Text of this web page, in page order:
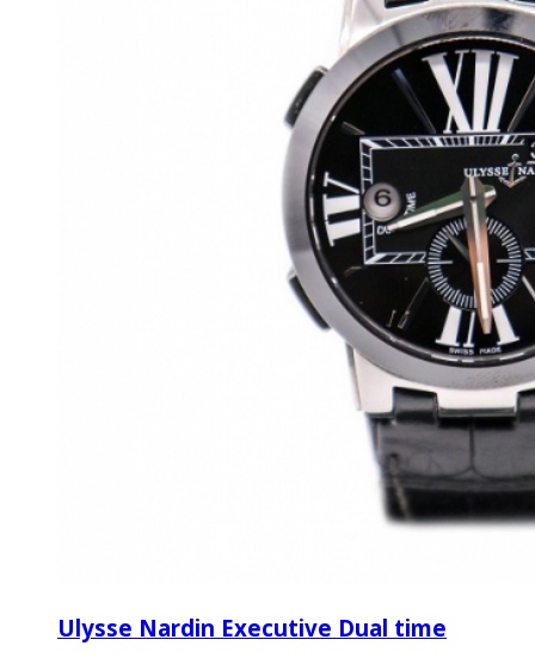
Ulysse Nardin Executive Dual time